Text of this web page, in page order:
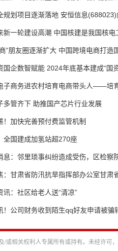
规划项目逐渐落地 安恒信息(688023)
新一轮建设高潮 中国核建是我国核电
”朋友圈逐渐扩大 中国跨境电商打造
国企数智赋能 2024年底基本建成“国
子商务进农村培育电商带头人——培
多管齐下 助推国产芯片行业发展
！加快完善预付费监管机制
全国建成加氢站超270座
息：邻里琐事纠纷造成受伤，区检察
：甘肃省防汛抗旱指挥部办公室甘肃
讯：社区给老人送“清凉”
！公司财务收到陌生qq好友申请被骗
或相关权利人专属所有或持有。未经许可